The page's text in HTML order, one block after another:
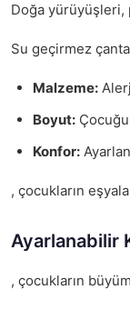
Doğa yürüyüşleri,
Su geçirmez
Malzeme:
Boyut:
Konfor:
, çocukların
Ayarlanabilir
, çocukların